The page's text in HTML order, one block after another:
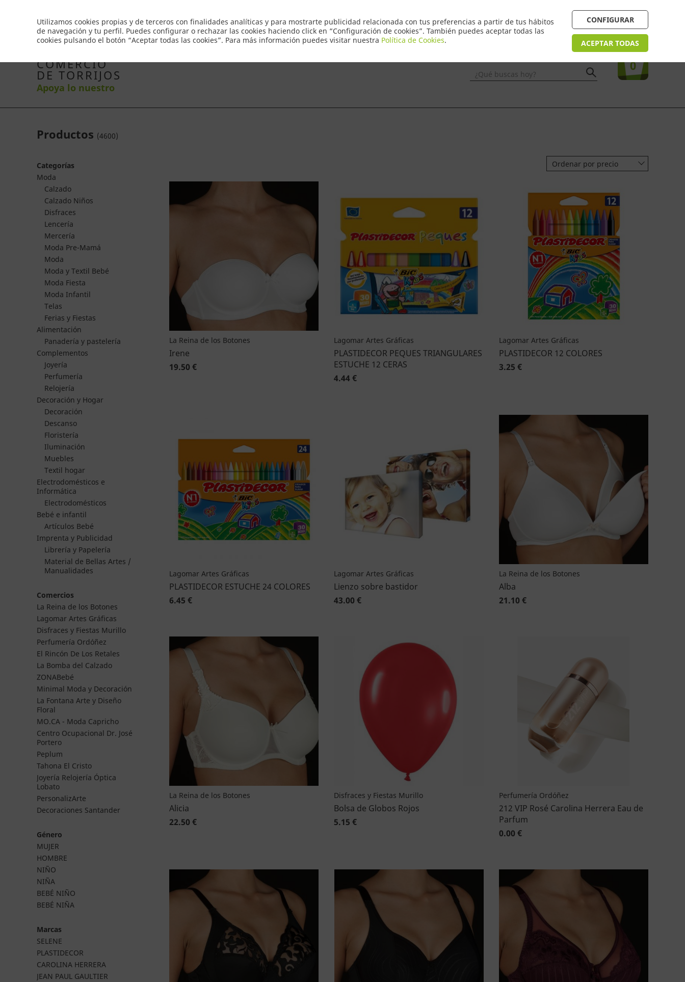
Utilizamos cookies propias y de terceros con finalidades analíticas y para mostrarte publicidad relacionada con tus preferencias a partir de tus hábitos
de navegación y tu perfil. Puedes configurar o rechazar las cookies haciendo click en “Configuración de cookies”. También puedes aceptar todas las
cookies pulsando el botón “Aceptar todas las cookies”. Para más información puedes visitar nuestra Política de Cookies.
CONFIGURAR
ACEPTAR TODAS
¿Necesitas ayuda? FAQ
Tu compra
0
Inicio Productos Comercios Ofertas Contacto
¿Qué buscas hoy?
COMERCIO
DE TORRIJOS
Apoya lo nuestro
Productos (4600)
Categorías
Moda
Calzado
Calzado Niños
Disfraces
Lencería
Mercería
Moda Pre-Mamá
Moda
Moda y Textil Bebé
Moda Fiesta
Moda Infantil
Telas
Ferias y Fiestas
Alimentación
Panadería y pastelería
Complementos
Joyería
Perfumería
Relojería
Decoración y Hogar
Decoración
Descanso
Floristería
Iluminación
Muebles
Textil hogar
Electrodomésticos e
Informática
Electrodomésticos
Bebé e infantil
Artículos Bebé
Imprenta y Publicidad
Librería y Papelería
Material de Bellas Artes /
Manualidades
Comercios
La Reina de los Botones
Lagomar Artes Gráficas
Disfraces y Fiestas Murillo
Perfumería Ordóñez
El Rincón De Los Retales
La Bomba del Calzado
ZONABebé
Minimal Moda y Decoración
La Fontana Arte y Diseño
Floral
MO.CA - Moda Capricho
Centro Ocupacional Dr. José
Portero
Peplum
Tahona El Cristo
Joyería Relojería Óptica
Lobato
PersonalizArte
Decoraciones Santander
Género
MUJER
HOMBRE
NIÑO
NIÑA
BEBÉ NIÑO
BEBÉ NIÑA
Marcas
SELENE
PLASTIDECOR
CAROLINA HERRERA
JEAN PAUL GAULTIER
Ordenar por precio
La Reina de los Botones
Irene
19.50 €
Lagomar Artes Gráficas
PLASTIDECOR PEQUES TRIANGULARES
ESTUCHE 12 CERAS
4.44 €
Lagomar Artes Gráficas
PLASTIDECOR 12 COLORES
3.25 €
Lagomar Artes Gráficas
PLASTIDECOR ESTUCHE 24 COLORES
6.45 €
Lagomar Artes Gráficas
Lienzo sobre bastidor
43.00 €
La Reina de los Botones
Alba
21.10 €
La Reina de los Botones
Alicia
22.50 €
Disfraces y Fiestas Murillo
Bolsa de Globos Rojos
5.15 €
Perfumería Ordóñez
212 VIP Rosé Carolina Herrera Eau de
Parfum
0.00 €